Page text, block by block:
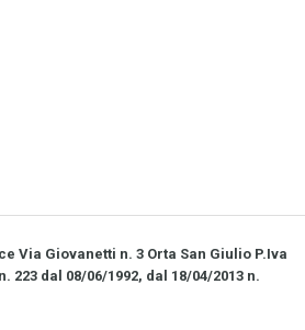
Giovanetti n. 3 Orta San Giulio P.Iva
223 dal 08/06/1992, dal 18/04/2013 n.